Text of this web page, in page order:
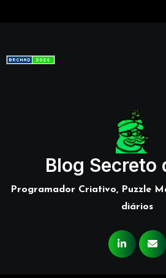
Blog Secreto
Programador Criativo, Puzzle
diários